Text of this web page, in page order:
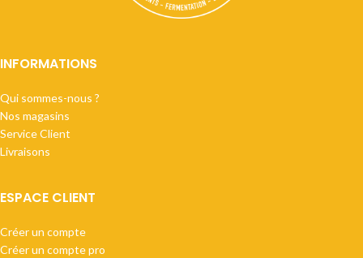
INFORMATIONS
Qui sommes-nous ?
Nos magasins
Service Client
Livraisons
ESPACE CLIENT
Créer un compte
Créer un compte pro